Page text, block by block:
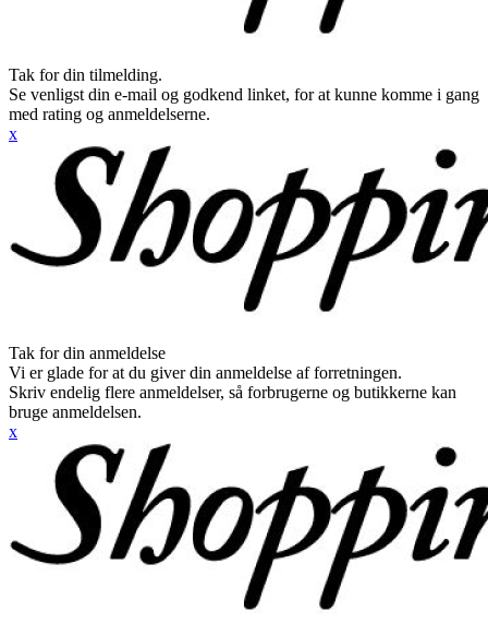
Tak for din tilmelding.
Se venligst din e-mail og godkend linket, for at kunne komme i gang
med rating og anmeldelserne.
x
Tak for din anmeldelse
Vi er glade for at du giver din anmeldelse af forretningen.
Skriv endelig flere anmeldelser, så forbrugerne og butikkerne kan
bruge anmeldelsen.
x